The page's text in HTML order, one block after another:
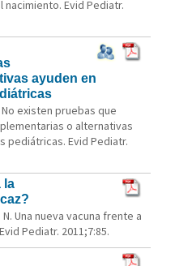
Evid Pediatr.
ayuden en
No existen pruebas que
o alternativas
pediátricas. Evid Pediatr.
la
Una nueva vacuna frente a
Pediatr. 2011;7:85.